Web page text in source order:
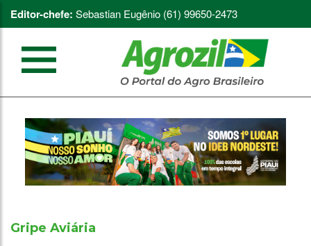
Editor-chefe: Sebastian Eugênio (61) 99650-2473
Gripe Aviária